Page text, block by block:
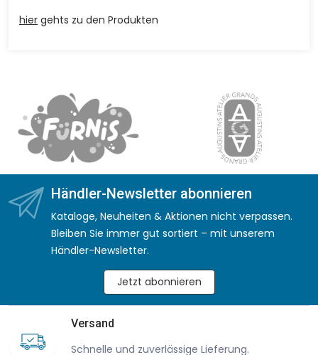
hier gehts zu den Produkten
Händler-Newsletter abonnieren
Kataloge, Neuheiten & Aktionen nicht verpassen.
Bleiben Sie immer gut sortiert – mit unserem
Händler-Newsletter.
Jetzt abonnieren
Versand
Schnelle und zuverlässige Lieferung.